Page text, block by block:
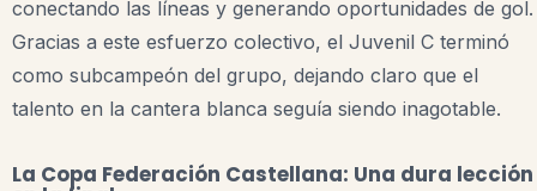
conectando las líneas y generando oportunidades de gol.
Gracias a este esfuerzo colectivo, el Juvenil C terminó
como subcampeón del grupo, dejando claro que el
talento en la cantera blanca seguía siendo inagotable.
La Copa Federación Castellana: Una dura lección